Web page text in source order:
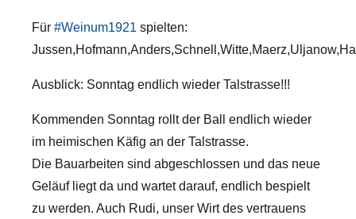
Für #Weinum1921 spielten:
Ausblick: Sonntag endlich wieder Talstrasse!!!
Kommenden Sonntag rollt der Ball endlich wieder
im heimischen Käfig an der Talstrasse.
Die Bauarbeiten sind abgeschlossen und das neue
Geläuf liegt da und wartet darauf, endlich bespielt
zu werden. Auch Rudi, unser Wirt des vertrauens